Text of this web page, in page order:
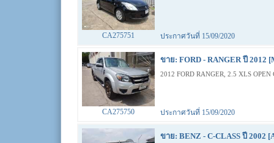
CA275751 ประกาศวันที่ 15/09/2020
ขาย: FORD - RANGER ปี 2012
2012 FORD RANGER, 2.5 XLS
CA275750 ประกาศวันที่ 15/09/2020
ขาย: BENZ - C-CLASS ปี 2002